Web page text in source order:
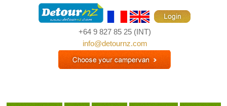
+64 9 827 85 25 (INT)
info@detournz.com